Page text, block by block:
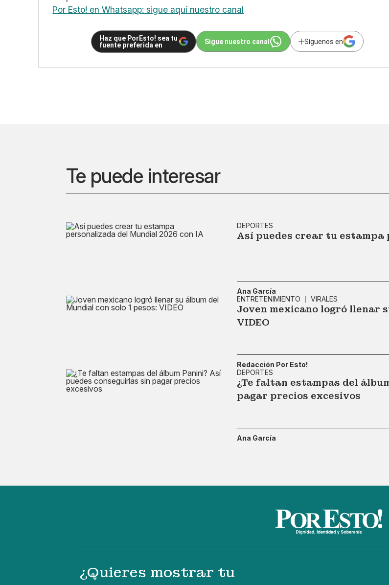
Por Esto! en Whatsapp: sigue aquí nuestro canal
Haz que PorEsto! sea tu
fuente preferida en
Sigue nuestro canal Síguenos en
Te puede interesar
DEPORTES
Así puedes crear tu estampa
Ana García
ENTRETENIMIENTO
VIRALES
Joven mexicano logró llenar
VIDEO
Redacción Por Esto!
DEPORTES
¿Te faltan estampas del
pagar precios excesivos
Ana García
¿Quieres mostrar tu